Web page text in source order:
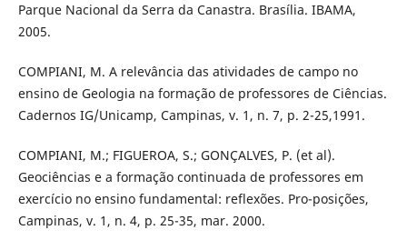
Parque Nacional da Serra da Canastra. Brasília. IBAMA,
2005.
COMPIANI, M. A relevância das atividades de campo no
ensino de Geologia na formação de professores de Ciências.
Cadernos IG/Unicamp, Campinas, v. 1, n. 7, p. 2-25,1991.
COMPIANI, M.; FIGUEROA, S.; GONÇALVES, P. (et al).
Geociências e a formação continuada de professores em
exercício no ensino fundamental: reflexões. Pro-posições,
Campinas, v. 1, n. 4, p. 25-35, mar. 2000.